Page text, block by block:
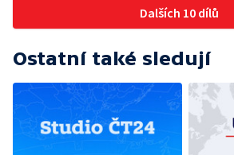
Dalších 10 dílů
Ostatní také sledují